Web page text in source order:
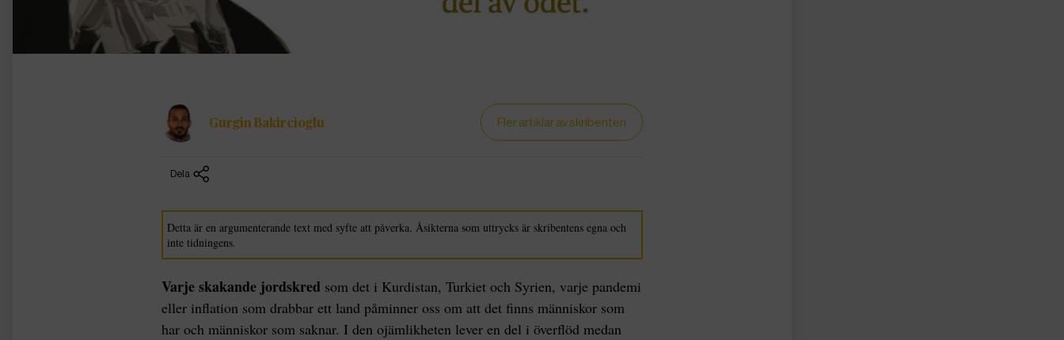
Gurgin Bakircioglu Fler artiklar av skribenten
Dela
Detta är en argumenterande text med syfte att påverka. Åsikterna som uttrycks är skribentens egna och
inte tidningens.
Varje skakande jordskred som det i Kurdistan, Turkiet och Syrien, varje pandemi
eller inflation som drabbar ett land påminner oss om att det finns människor som
har och människor som saknar. I den ojämlikheten lever en del i överflöd medan